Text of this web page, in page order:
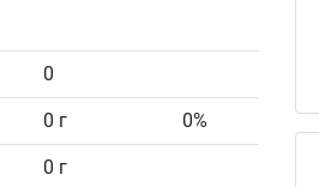
0
0 г 0%
0 г